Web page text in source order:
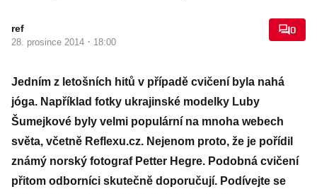
ref
28. prosince 2014 · 18:00
0
Jedním z letošních hitů v případě cvičení byla nahá
jóga. Například fotky ukrajinské modelky Luby
Šumejkové byly velmi populární na mnoha webech
světa, včetně Reflexu.cz. Nejenom proto, že je pořídil
známý norský fotograf Petter Hegre. Podobná cvičení
přitom odborníci skutečně doporučují. Podívejte se